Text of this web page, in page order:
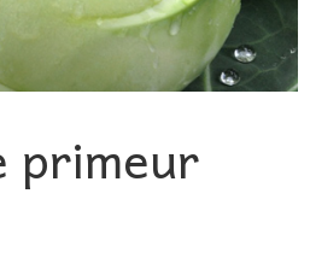
primeur